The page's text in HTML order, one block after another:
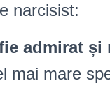
narcisist:
admirat și
mai mare